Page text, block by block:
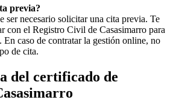
previa?
ser necesario solicitar una cita previa. Te
con el Registro Civil de Casasimarro para
En caso de contratar la gestión online, no
de cita.
del certificado de